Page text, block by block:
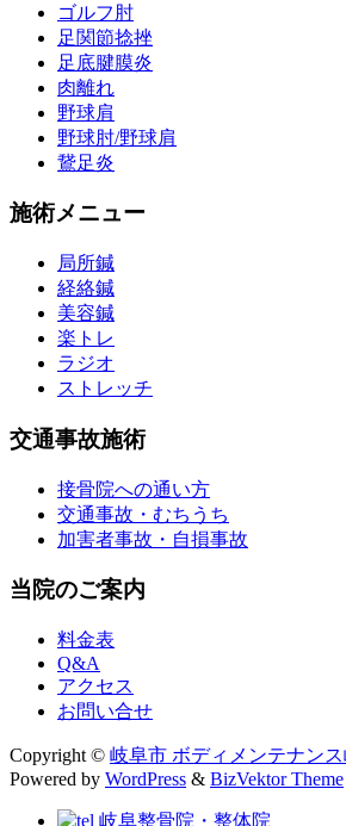
ゴルフ肘
足関節捻挫
足底腱膜炎
肉離れ
野球肩
野球肘/野球肩
鵞足炎
施術メニュー
局所鍼
経絡鍼
美容鍼
楽トレ
ラジオ
ストレッチ
交通事故施術
接骨院への通い方
交通事故・むちうち
加害者事故・自損事故
当院のご案内
料金表
Q&A
アクセス
お問い合せ
Copyright © 岐阜市 ボディメンテナン
Powered by WordPress & BizVektor Theme